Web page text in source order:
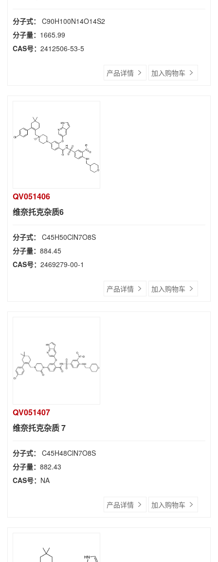
分子式： C90H100N14O14S2
分子量： 1665.99
CAS号： 2412506-53-5
产品详情 加入购物车
QV051406
维奈托克杂质6
分子式： C45H50ClN7O8S
分子量： 884.45
CAS号： 2469279-00-1
产品详情 加入购物车
QV051407
维奈托克杂质 7
分子式： C45H48ClN7O8S
分子量： 882.43
CAS号： NA
产品详情 加入购物车